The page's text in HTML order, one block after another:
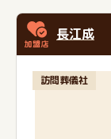
長江成
訪問葬儀社